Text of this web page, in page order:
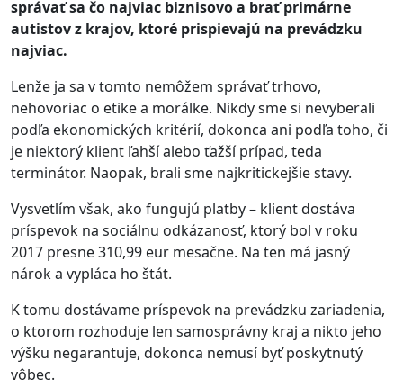
správať sa čo najviac biznisovo a brať primárne
autistov z krajov, ktoré prispievajú na prevádzku
najviac.
Lenže ja sa v tomto nemôžem správať trhovo,
nehovoriac o etike a morálke. Nikdy sme si nevyberali
podľa ekonomických kritérií, dokonca ani podľa toho, či
je niektorý klient ľahší alebo ťažší prípad, teda
terminátor. Naopak, brali sme najkritickejšie stavy.
Vysvetlím však, ako fungujú platby – klient dostáva
príspevok na sociálnu odkázanosť, ktorý bol v roku
2017 presne 310,99 eur mesačne. Na ten má jasný
nárok a vypláca ho štát.
K tomu dostávame príspevok na prevádzku zariadenia,
o ktorom rozhoduje len samosprávny kraj a nikto jeho
výšku negarantuje, dokonca nemusí byť poskytnutý
vôbec.